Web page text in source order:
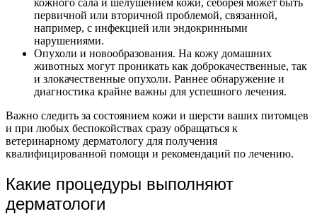
первичной или вторичной проблемой, связанной,
например, с инфекцией или эндокринными
нарушениями.
Опухоли и новообразования. На кожу домашних
животных могут проникать как доброкачественные, так
и злокачественные опухоли. Раннее обнаружение и
диагностика крайне важны для успешного лечения.
Важно следить за состоянием кожи и шерсти ваших питомцев
и при любых беспокойствах сразу обращаться к
ветеринарному дерматологу для получения
квалифицированной помощи и рекомендаций по лечению.
Какие процедуры выполняют
дерматологи